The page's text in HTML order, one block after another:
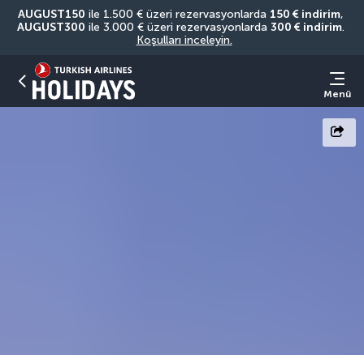
AUGUST150 ile 1.500 € üzeri rezervasyonlarda 150 € indirim
AUGUST300 ile 3.000 € üzeri rezervasyonlarda 300 € indirim
Koşulları inceleyin.
Menü